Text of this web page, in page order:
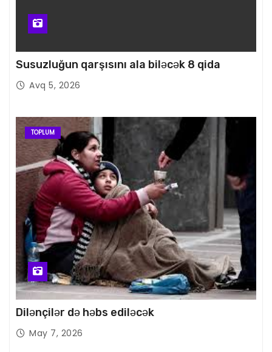
Susuzluğun qarşısını ala biləcək 8 qida
Avq 5, 2026
TOPLUM
Dilənçilər də həbs ediləcək
May 7, 2026